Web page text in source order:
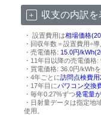
収支の内訳を
・ 設置費用は相場価格
・回収年数＝設置費用÷
・売電価格: 15.0円/
・11年目以降の売電価格:
・買電価格: 36.0円/kWh
・4年ごとに訪問点検費用
・17年目にパワコン交換
・毎年0.27%ずつ発電量
・日射量データは指定地
使用。